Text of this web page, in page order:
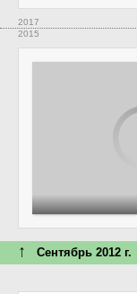
2017
2015
↑ Сентябрь 2012 г.